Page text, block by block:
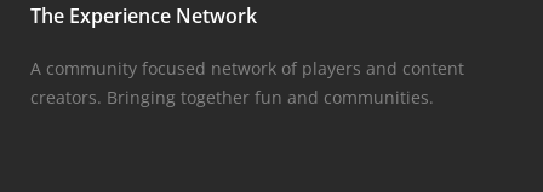
The Experience Network
A community focused network of players and content
creators. Bringing together fun and communities.